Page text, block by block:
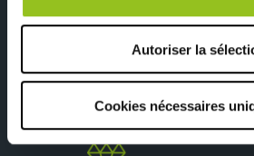
Autoriser la
Cookies nécessaires
cuisine aménagée